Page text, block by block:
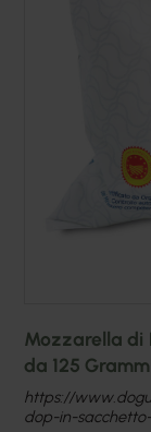
Mozzarella di
da 125
https://
dop-in-